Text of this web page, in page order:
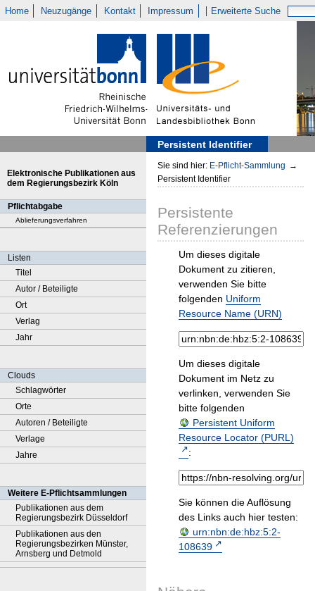
Home Neuzugänge Kontakt Impressum Erweiterte Suche
Persistent Identifier
Elektronische Publikationen aus
dem Regierungsbezirk Köln
Pflichtabgabe
Ablieferungsverfahren
Listen
Titel
Autor / Beteiligte
Ort
Verlag
Jahr
Clouds
Schlagwörter
Orte
Autoren / Beteiligte
Verlage
Jahre
Weitere E-Pflichtsammlungen
Publikationen aus dem
Regierungsbezirk Düsseldorf
Publikationen aus den
Regierungsbezirken Münster,
Arnsberg und Detmold
Sie sind hier: E-Pflicht-Sammlung →
Persistent Identifier
Persistente
Referenzierungen
Um dieses digitale
Dokument zu zitieren,
verwenden Sie bitte
folgenden Uniform
Resource Name (URN)
Um dieses digitale
Dokument im Netz zu
verlinken, verwenden Sie
bitte folgenden
Persistent Uniform
Resource Locator (PURL)
:
Sie können die Auflösung
des Links auch hier testen:
urn:nbn:de:hbz:5:2-
108639